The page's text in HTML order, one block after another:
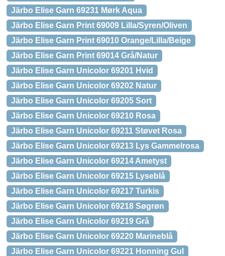
Järbo Elise Garn 69231 Mørk Aqua
Järbo Elise Garn Print 69009 Lilla/Syren/Oliven
Järbo Elise Garn Print 69010 Orange/Lilla/Beige
Järbo Elise Garn Print 69014 Grå/Natur
Järbo Elise Garn Unicolor 69201 Hvid
Järbo Elise Garn Unicolor 69202 Natur
Järbo Elise Garn Unicolor 69205 Sort
Järbo Elise Garn Unicolor 69210 Rosa
Järbo Elise Garn Unicolor 69211 Støvet Rosa
Järbo Elise Garn Unicolor 69213 Lys Gammelrosa
Järbo Elise Garn Unicolor 69214 Ametyst
Järbo Elise Garn Unicolor 69215 Lyseblå
Järbo Elise Garn Unicolor 69217 Turkis
Järbo Elise Garn Unicolor 69218 Søgrøn
Järbo Elise Garn Unicolor 69219 Grå
Järbo Elise Garn Unicolor 69220 Marineblå
Järbo Elise Garn Unicolor 69221 Honning Gul